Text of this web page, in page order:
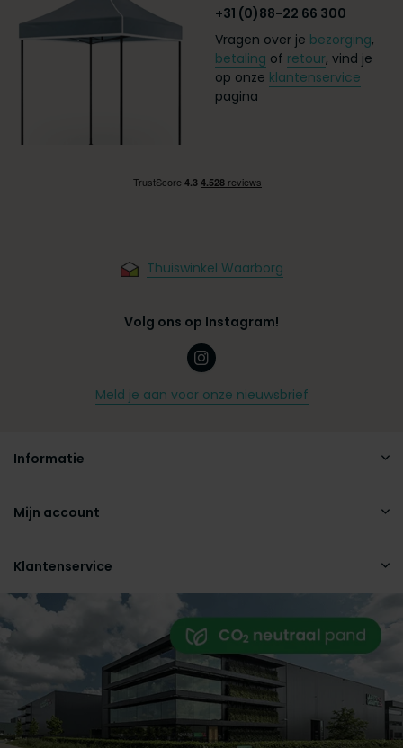
+31 (0)88-22 66 300
Vragen over je bezorging,
betaling of retour, vind je
op onze klantenservice
pagina
Thuiswinkel Waarborg
Volg ons op Instagram!
Meld je aan voor onze nieuwsbrief
Informatie
Mijn account
Klantenservice